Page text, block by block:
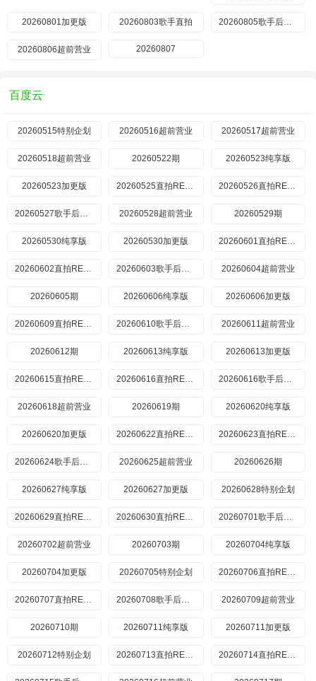
20260801加更版 20260803歌手直拍 20260805歌手后花园
20260806超前营业 20260807
百度云
20260515特别企划 20260516超前营业 20260517超前营业
20260518超前营业 20260522期 20260523纯享版
20260523加更版 20260525直拍REACTION 20260526直拍REACTION
20260527歌手后花园 20260528超前营业 20260529期
20260530纯享版 20260530加更版 20260601直拍REACTION
20260602直拍REACTION 20260603歌手后花园 20260604超前营业
20260605期 20260606纯享版 20260606加更版
20260609直拍REACTION 20260610歌手后花园 20260611超前营业
20260612期 20260613纯享版 20260613加更版
20260615直拍REACTION 20260616直拍REACTION 20260616歌手后花园
20260618超前营业 20260619期 20260620纯享版
20260620加更版 20260622直拍REACTION 20260623直拍REACTION
20260624歌手后花园 20260625超前营业 20260626期
20260627纯享版 20260627加更版 20260628特别企划
20260629直拍REACTION 20260630直拍REACTION 20260701歌手后花园
20260702超前营业 20260703期 20260704纯享版
20260704加更版 20260705特别企划 20260706直拍REACTION
20260707直拍REACTION 20260708歌手后花园 20260709超前营业
20260710期 20260711纯享版 20260711加更版
20260712特别企划 20260713直拍REACTION 20260714直拍REACTION